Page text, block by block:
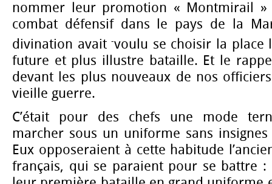
nommer leur promotion « Montmirail
combat défensif dans le pays de la
divination avait-voulu se choisir la place
future et plus illustre bataille. Et le
devant les plus nouveaux de nos
vieille guerre.
C’était pour des chefs une mode
marcher sous un uniforme sans
Eux opposeraient à cette habitude
français, qui se paraient pour se battre :